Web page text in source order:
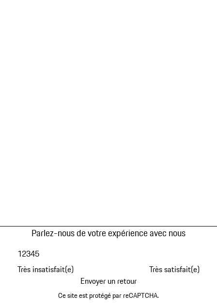
Parlez-nous de votre expérience avec nous
Très insatisfait(e)
12345
Très satisfait(e)
Envoyer un retour
Ce site est protégé par reCAPTCHA.